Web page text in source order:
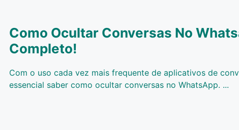
Como Ocultar Conversas No
Completo!
Com o uso cada vez mais frequente de aplicativos de
essencial saber como ocultar conversas no WhatsApp. ...